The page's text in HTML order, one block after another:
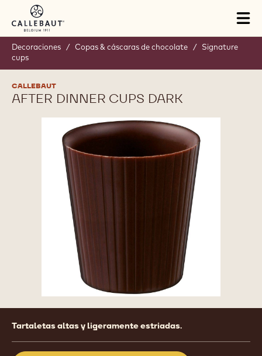
Skip to main content
Decoraciones / Copas & cáscaras de chocolate /
Signature
cups
CALLEBAUT
AFTER DINNER CUPS DARK
Product
information
Tartaletas altas y ligeramente estriadas.